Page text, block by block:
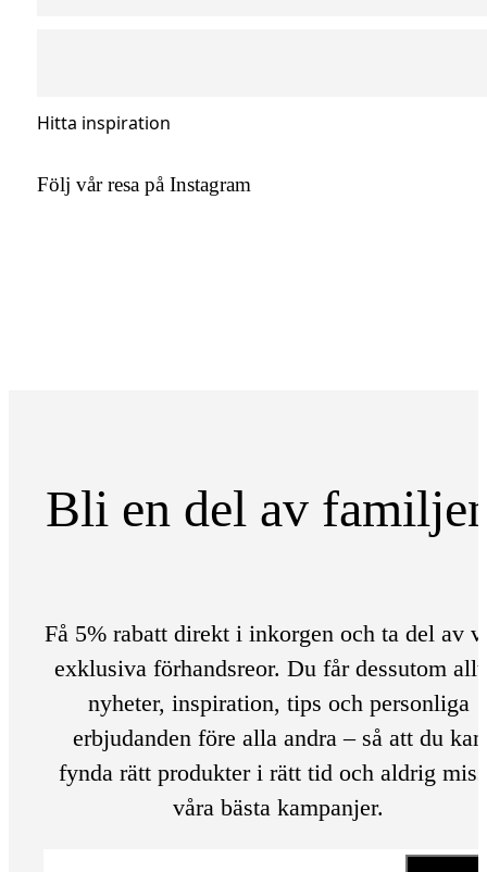
Hitta inspiration
Följ vår resa på Instagram
Bli en del av
Få 5% rabatt direkt i inkorgen och ta del av
exklusiva förhandsreor. Du får dessutom
nyheter, inspiration, tips och personliga
erbjudanden före alla andra – så att du kan
fynda rätt produkter i rätt tid och aldrig
våra bästa kampanjer.